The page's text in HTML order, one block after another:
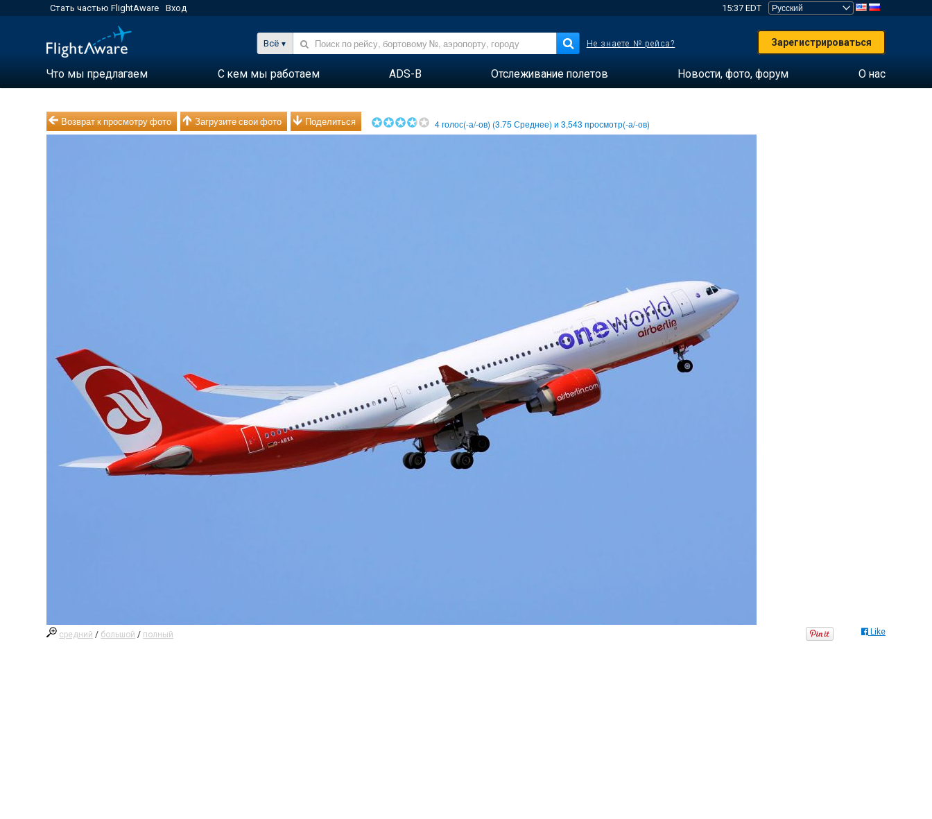
Стать частью FlightAware Вход 15:37 EDT
Всё Не знаете № рейса? Зарегистрироваться
Что мы предлагаем С кем мы работаем ADS-B Отслеживание полетов Новости, фото, форум О нас
Возврат к просмотру фото Загрузите свои фото Поделиться 4голос(-а/-ов) (3.75 Среднее) и3,543 просмотр(-а/-ов)
средний / большой / полный Like